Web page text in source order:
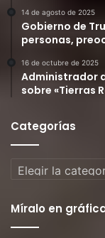
14 de agosto de 2025
Gobierno de
personas,
16 de octubre de 2025
Administrador
sobre «Tierras
Categorías
Categorías
Míralo en